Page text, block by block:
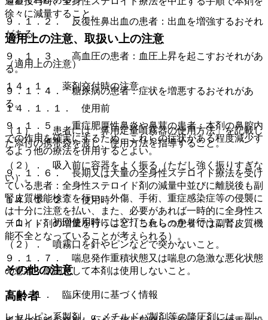
徐々に減量すること。
適用上の注意、取扱い上の注意
（適用上の注意）
１４．１． 薬剤交付時の注意
１４．１．１． 使用前
（１）． 患者には「鼻用定量噴霧器の使用方法」を記載し
た添付の携帯袋を渡し、使用方法を指導すること。
（２）． 吸入前に容器をよく振る（ただし強く振りすぎな
い）。
１４．１．２． 使用時
（１）． 初回使用時には空打ちをしっかり行うこと。
（２）． 噴霧口を針やピンなどで突かないこと。
その他の注意
１５．１． 臨床使用に基づく情報
レセルピン系製剤、α−メチルドパ製剤等の降圧剤には、副
９．１．２． 反復性鼻出血の患者：出血を増強するおそれ
がある。
９．１．３． 高血圧の患者：血圧上昇を起こすおそれがあ
る。
９．１．４． 糖尿病の患者：症状を増悪するおそれがあ
る。
９．１．５． 重症肥厚性鼻炎や鼻茸の患者：本剤の鼻腔内
での作用を確実にするため、これらの症状がある程度減少す
るよう他の療法を併用するとよい。
９．１．６． 長期又は大量の全身性ステロイド療法を受け
ている患者：全身性ステロイド剤の減量中並びに離脱後も副
腎皮質機能検査を行い、外傷、手術、重症感染症等の侵襲に
は十分に注意を払い、また、必要があれば一時的に全身性ス
テロイド剤の増量を行うこと（これらの患者では副腎皮質機
能不全となっていることが考えられる）。
９．１．７． 喘息発作重積状態又は喘息の急激な悪化状態
の患者：原則として本剤は使用しないこと。
高齢者